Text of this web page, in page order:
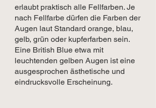
erlaubt praktisch alle Fellfarben. Je
nach Fellfarbe dürfen die Farben der
Augen laut Standard orange, blau,
gelb, grün oder kupferfarben sein.
Eine British Blue etwa mit
leuchtenden gelben Augen ist eine
ausgesprochen ästhetische und
eindrucksvolle Erscheinung.